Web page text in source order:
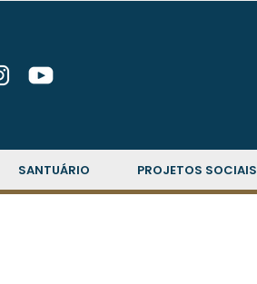
SANTUÁRIO PROJETOS SOCIAIS